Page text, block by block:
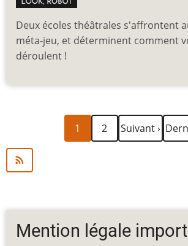
Deux écoles théâtrales s'affrontent
méta-jeu, et déterminent comment
déroulent !
Page
courante
1 Page
2
Page
suivante
Suivant ›
page
Mention légale